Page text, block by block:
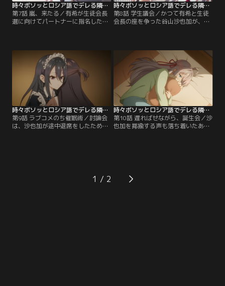
時々ボソッとロシア語でデレる隣のアーリャさん 第07話
第7話 嵐、来たる／有希が生徒会長
選に向けてパートナーに指名したの
当主が怒っていることを伝えるが、
政近は「周防家の事情など俺には関
係ない」と言い返す。その想いを知
った有希もまた、アーリャ＆政近に
どう立ち回るのか考え始め……。
時々ボソッとロシア語でデレる隣のアーリャさん 第08話
第8話 学生議会／かつて有希と生徒
会長の座を争った谷山沙也加が、ア
の出馬候補から引きずり下ろそう
と、沙也加は二人へ討論会を申し込
む。討論会の議題は、「生徒会加入
における教師の査定の導入」。ここ
で負けては、生徒会長への道が閉ざ
されてしまう。
時々ボソッとロシア語でデレる隣のアーリャさん 第09話
第9話 ラブコメのち催眠術／討論会
は、沙也加が途中退席をしたため
である宮前乃々亜のもとへ向かうの
だった。一方で、生徒会を取り巻く
時々ボソッとロシア語でデレる隣のアーリャさん 第10話
第10話 遅ればせながら、誕生会／沙
也加を揶揄する声も落ち着いたある
中、自分が政近の誕生日パーティー
に誘われなかったと知って、落ち込
1